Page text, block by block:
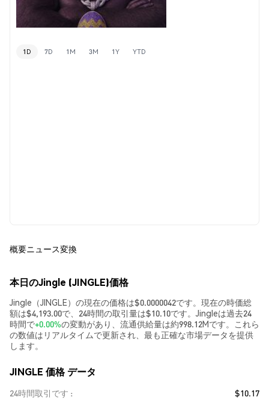
1D 7D 1M 3M 1Y YTD
概要ニュース変換
本日のJingle (JINGLE)価格
Jingle（JINGLE）の現在の価格は$0.0000042です。現在の時価総
額は$4,193.00で、24時間の取引量は$10.10です。Jingleは過去24
時間で+0.00%の変動があり、流通供給量は約998.12Mです。これら
の数値はリアルタイムで更新され、最も正確な市場データを提供
します。
JINGLE 価格 データ
24時間取引です
$10.17